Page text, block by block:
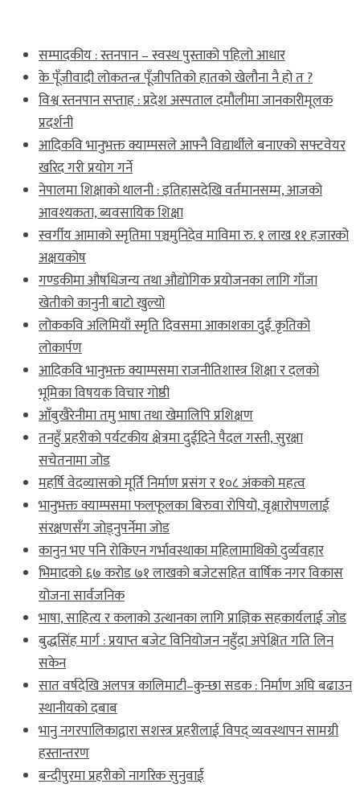
सम्पादकीय : स्तनपान – स्वस्थ पुस्ताको पहिलो आधार
के पूँजीवादी लोकतन्त्र पूँजीपतिको हातको खेलौना नै हो त ?
विश्व स्तनपान सप्ताह : प्रदेश अस्पताल दमौलीमा जानकारीमूलक
प्रदर्शनी
आदिकवि भानुभक्त क्याम्पसले आफ्नै विद्यार्थीले बनाएको सफ्टवेयर
खरिद गरी प्रयोग गर्ने
नेपालमा शिक्षाको थालनी : इतिहासदेखि वर्तमानसम्म, आजको
आवश्यकता, ब्यवसायिक शिक्षा
स्वर्गीय आमाको स्मृतिमा पञ्चमुनिदेव माविमा रु. १ लाख ११ हजारको
अक्षयकोष
गण्डकीमा औषधिजन्य तथा औद्योगिक प्रयोजनका लागि गाँजा
खेतीको कानुनी बाटो खुल्यो
लोककवि अलिमियाँ स्मृति दिवसमा आकाशका दुई कृतिको
लोकार्पण
आदिकवि भानुभक्त क्याम्पसमा राजनीतिशास्त्र शिक्षा र दलको
भूमिका विषयक विचार गोष्ठी
आँबुखैरेनीमा तमु भाषा तथा खेमालिपि प्रशिक्षण
तनहुँ प्रहरीको पर्यटकीय क्षेत्रमा दुईदिने पैदल गस्ती, सुरक्षा
सचेतनामा जोड
महर्षि वेदव्यासको मूर्ति निर्माण प्रसंग र १०८ अंकको महत्व
भानुभक्त क्याम्पसमा फलफूलका बिरुवा रोपियो, वृक्षारोपणलाई
संरक्षणसँग जोड्नुपर्नेमा जोड
कानुन भए पनि रोकिएन गर्भावस्थाका महिलामाथिको दुर्व्यवहार
भिमादको ६७ करोड ७१ लाखको बजेटसहित वार्षिक नगर विकास
योजना सार्वजनिक
भाषा, साहित्य र कलाको उत्थानका लागि प्राज्ञिक सहकार्यलाई जोड
बुद्धसिंह मार्ग : प्रयाप्त बजेट विनियोजन नहुँदा अपेक्षित गति लिन
सकेन
सात वर्षदेखि अलपत्र कालिमाटी–कुन्छा सडक : निर्माण अघि बढाउन
स्थानीयको दबाब
भानु नगरपालिकाद्वारा सशस्त्र प्रहरीलाई विपद् व्यवस्थापन सामग्री
हस्तान्तरण
बन्दीपुरमा प्रहरीको नागरिक सुनुवाई